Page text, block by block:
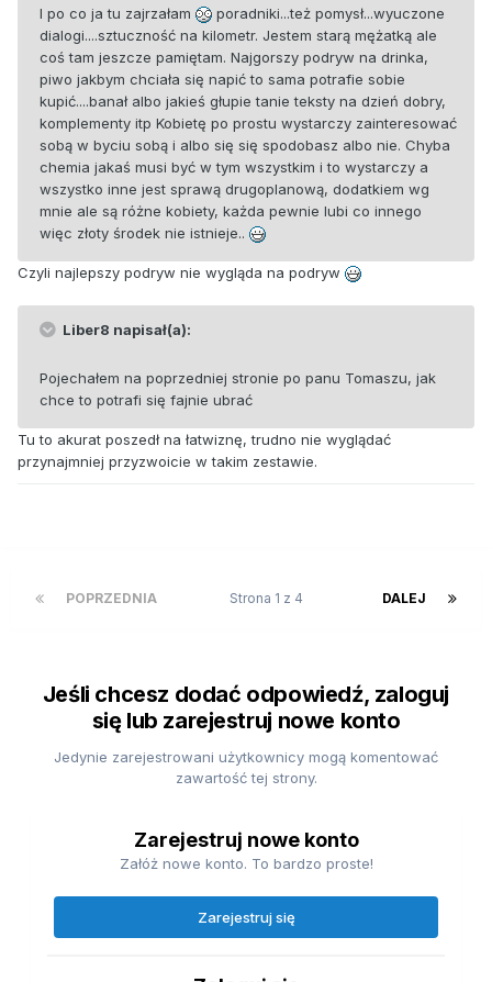
I po co ja tu zajrzałam
poradniki...też pomysł...wyuczone
dialogi....sztuczność na kilometr. Jestem starą mężatką ale
coś tam jeszcze pamiętam. Najgorszy podryw na drinka,
piwo jakbym chciała się napić to sama potrafie sobie
kupić....banał albo jakieś głupie tanie teksty na dzień dobry,
komplementy itp Kobietę po prostu wystarczy zainteresować
sobą w byciu sobą i albo się się spodobasz albo nie. Chyba
chemia jakaś musi być w tym wszystkim i to wystarczy a
wszystko inne jest sprawą drugoplanową, dodatkiem wg
mnie ale są różne kobiety, każda pewnie lubi co innego
więc złoty środek nie istnieje..
Czyli najlepszy podryw nie wygląda na podryw
Liber8 napisał(a):
Pojechałem na poprzedniej stronie po panu Tomaszu, jak
chce to potrafi się fajnie ubrać
Tu to akurat poszedł na łatwiznę, trudno nie wyglądać
przynajmniej przyzwoicie w takim zestawie.
POPRZEDNIA DALEJ
Strona 1 z 4
Jeśli chcesz dodać odpowiedź, zaloguj
się lub zarejestruj nowe konto
Jedynie zarejestrowani użytkownicy mogą komentować
zawartość tej strony.
Zarejestruj nowe konto
Załóż nowe konto. To bardzo proste!
Zarejestruj się